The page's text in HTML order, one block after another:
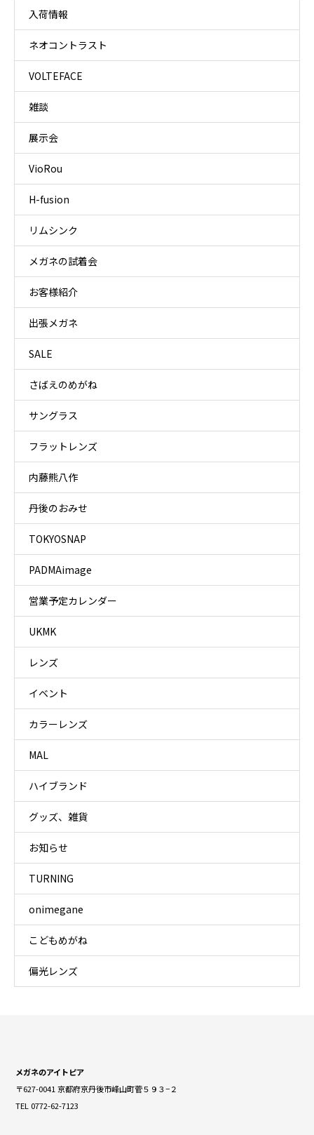
入荷情報
ネオコントラスト
VOLTEFACE
雑談
展示会
VioRou
H-fusion
リムシンク
メガネの試着会
お客様紹介
出張メガネ
SALE
さばえのめがね
サングラス
フラットレンズ
内藤熊八作
丹後のおみせ
TOKYOSNAP
PADMAimage
営業予定カレンダー
UKMK
レンズ
イベント
カラーレンズ
MAL
ハイブランド
グッズ、雑貨
お知らせ
TURNING
onimegane
こどもめがね
偏光レンズ
メガネのアイトピア
〒627-0041 京都府京丹後市峰山町菅５９３−２
TEL 0772-62-7123